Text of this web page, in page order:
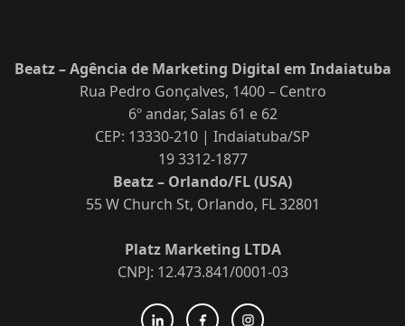
Beatz – Agência de Marketing Digital em Indaiatuba
Rua Pedro Gonçalves, 1400 – Centro
6º andar, Salas 61 e 62
CEP: 13330-210 | Indaiatuba/SP
19 3312-1877
Beatz – Orlando/FL (USA)
55 W Church St, Orlando, FL 32801
Platz Marketing LTDA
CNPJ: 12.473.841/0001-03